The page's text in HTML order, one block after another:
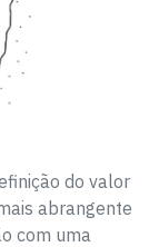
do valor
abrangente
com uma